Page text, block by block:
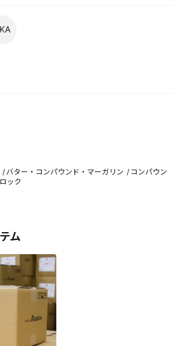
バター・コンパウンド・マーガリン
コンパウン
ック
ム